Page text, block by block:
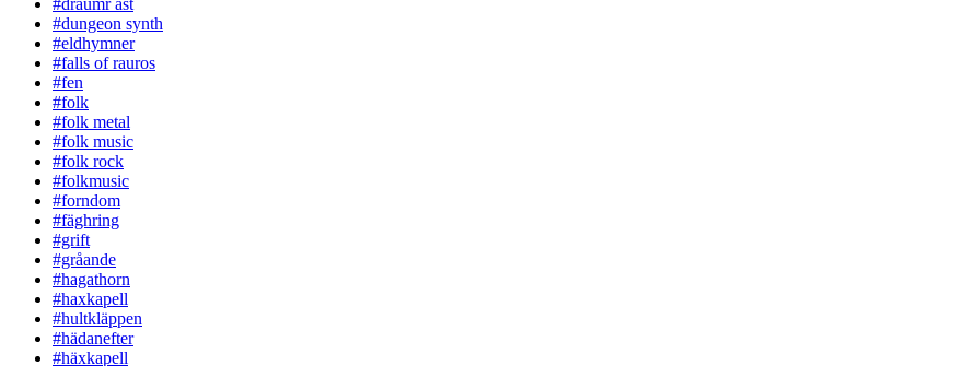
#dungeon synth
#eldhymner
#falls of rauros
#fen
#folk
#folk metal
#folk music
#folk rock
#folkmusic
#forndom
#fäghring
#grift
#gråande
#hagathorn
#haxkapell
#hultkläppen
#hädanefter
#häxkapell